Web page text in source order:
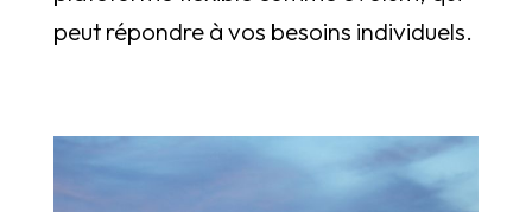
peut répondre à vos besoins individuels.